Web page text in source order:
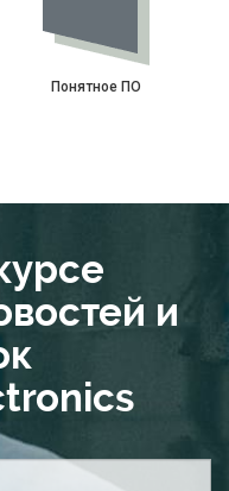
Понятное ПО
и